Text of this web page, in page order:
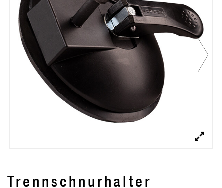
Trennschnurhalter